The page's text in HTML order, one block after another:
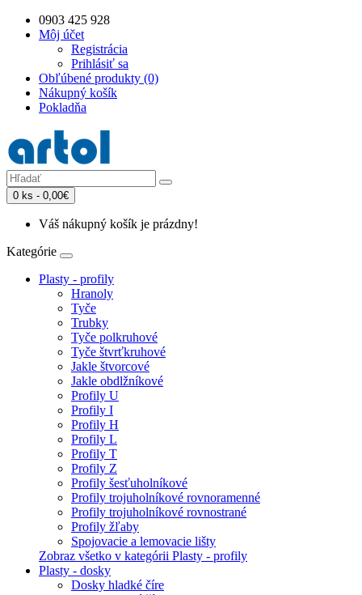
0903 425 928
Môj účet
Registrácia
Prihlásiť sa
Obľúbené produkty (0)
Nákupný košík
Pokladňa
0 ks - 0,00€
Váš nákupný košík je prázdny!
Kategórie
Plasty - profily
Hranoly
Tyče
Trubky
Tyče polkruhové
Tyče štvrťkruhové
Jakle štvorcové
Jakle obdlžníkové
Profily U
Profily I
Profily H
Profily L
Profily T
Profily Z
Profily šesťuholníkové
Profily trojuholníkové rovnoramenné
Profily trojuholníkové rovnostrané
Profily žľaby
Spojovacie a lemovacie lišty
Zobraz všetko v kategórii Plasty - profily
Plasty - dosky
Dosky hladké číre